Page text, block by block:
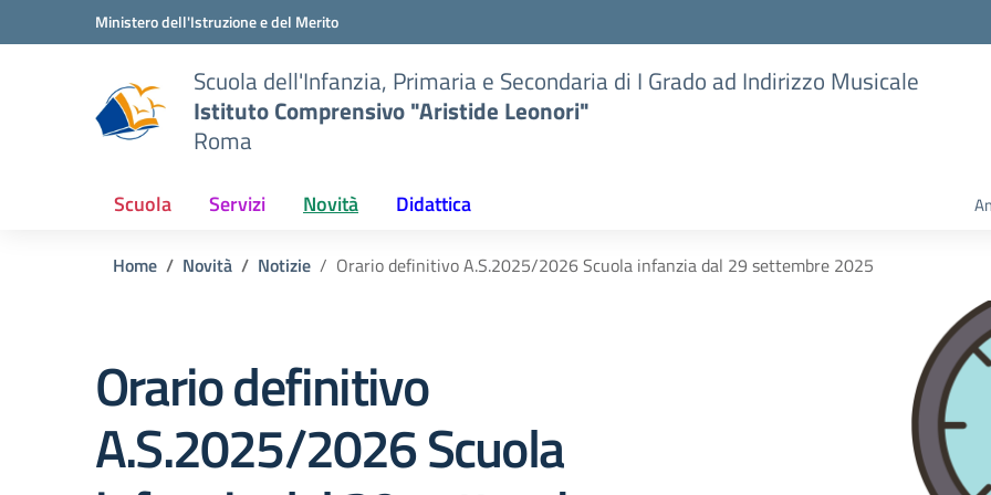
Vai ai contenuti
Vai al menu di navigazioneMinistero dell'Istruzione e del Merito
Scuola dell'Infanzia, Primaria e Secondaria di I Grado ad Indirizzo Musicale
Istituto Comprensivo "Aristide Leonori"
Roma
Scuola Servizi Novità Didattica
Home Novità Notizie Orario definitivo A.S.2025/2026 Scuola infanzia dal 29 settembre 2025
Orario definitivo
A.S.2025/2026 Scuola